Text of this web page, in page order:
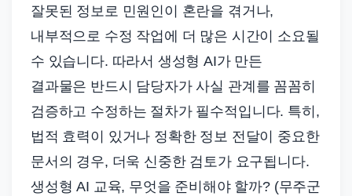
잘못된 정보로 민원인이 혼란을 겪거나,
내부적으로 수정 작업에 더 많은 시간이 소요될
수 있습니다. 따라서 생성형 AI가 만든
결과물은 반드시 담당자가 사실 관계를 꼼꼼히
검증하고 수정하는 절차가 필수적입니다. 특히,
법적 효력이 있거나 정확한 정보 전달이 중요한
문서의 경우, 더욱 신중한 검토가 요구됩니다.
생성형 AI 교육, 무엇을 준비해야 할까? (무주군